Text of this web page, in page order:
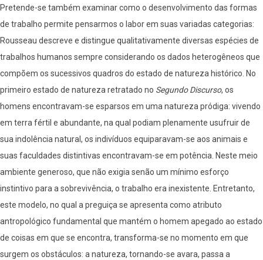
e
comunicar
Pretende-se também examinar como o desenvolvimento das formas
de trabalho permite pensarmos o labor em suas variadas categorias:
Rousseau descreve e distingue qualitativamente diversas espécies de
trabalhos humanos sempre considerando os dados heterogêneos que
compõem os sucessivos quadros do estado de natureza histórico. No
primeiro estado de natureza retratado no Segundo Discurso, os
homens encontravam-se esparsos em uma natureza pródiga: vivendo
em terra fértil e abundante, na qual podiam plenamente usufruir de
sua indolência natural, os indivíduos equiparavam-se aos animais e
suas faculdades distintivas encontravam-se em potência. Neste meio
ambiente generoso, que não exigia senão um mínimo esforço
instintivo para a sobrevivência, o trabalho era inexistente. Entretanto,
este modelo, no qual a preguiça se apresenta como atributo
antropológico fundamental que mantém o homem apegado ao estado
de coisas em que se encontra, transforma-se no momento em que
surgem os obstáculos: a natureza, tornando-se avara, passa a